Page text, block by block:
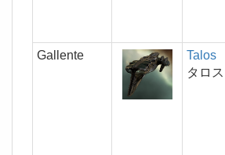
Gallente
Talos
タロス